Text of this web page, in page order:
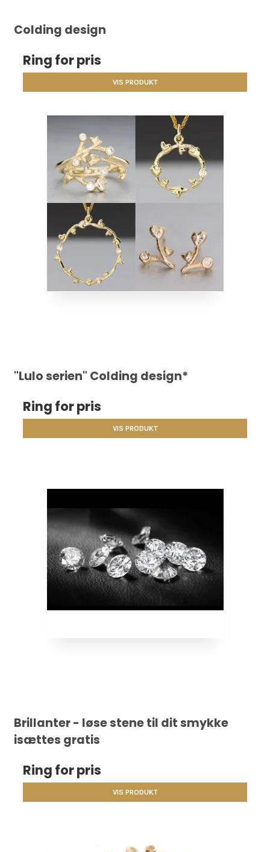
Colding design
Ring for pris
VIS PRODUKT
"Lulo serien" Colding design*
Ring for pris
VIS PRODUKT
Brillanter - løse stene til dit smykke
isættes gratis
Ring for pris
VIS PRODUKT